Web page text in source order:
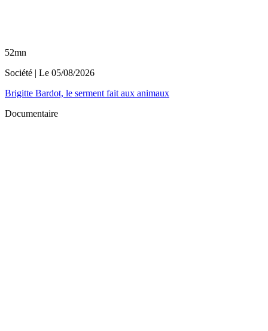
52mn
Société | Le 05/08/2026
Brigitte Bardot, le serment fait aux animaux
Documentaire